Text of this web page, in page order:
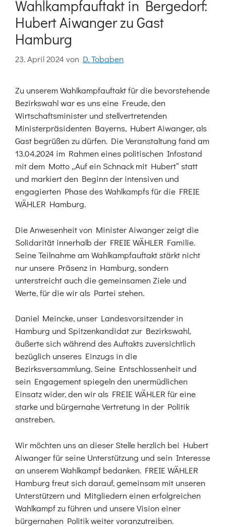
Wahlkampfauftakt in Bergedorf:
Hubert Aiwanger zu Gast
Hamburg
23. April 2024 von D. Tobaben
Zu unserem Wahlkampfauftakt für die bevorstehende
Bezirkswahl war es uns eine Freude, den
Wirtschaftsminister und stellvertretenden
Ministerpräsidenten Bayerns, Hubert Aiwanger, als
Gast begrüßen zu dürfen. Die Veranstaltung fand am
13.04.2024 im Rahmen eines politischen Infostand
mit dem Motto „Auf ein Schnack mit Hubert“ statt
und markiert den Beginn der intensiven und
engagierten Phase des Wahlkampfs für die FREIE
WÄHLER Hamburg.
Die Anwesenheit von Minister Aiwanger zeigt die
Solidarität innerhalb der FREIE WÄHLER Familie.
Seine Teilnahme am Wahlkampfauftakt stärkt nicht
nur unsere Präsenz in Hamburg, sondern
unterstreicht auch die gemeinsamen Ziele und
Werte, für die wir als Partei stehen.
Daniel Meincke, unser Landesvorsitzender in
Hamburg und Spitzenkandidat zur Bezirkswahl,
äußerte sich während des Auftakts zuversichtlich
bezüglich unseres Einzugs in die
Bezirksversammlung. Seine Entschlossenheit und
sein Engagement spiegeln den unermüdlichen
Einsatz wider, den wir als FREIE WÄHLER für eine
starke und bürgernahe Vertretung in der Politik
anstreben.
Wir möchten uns an dieser Stelle herzlich bei Hubert
Aiwanger für seine Unterstützung und sein Interesse
an unserem Wahlkampf bedanken. FREIE WÄHLER
Hamburg freut sich darauf, gemeinsam mit unseren
Unterstützern und Mitgliedern einen erfolgreichen
Wahlkampf zu führen und unsere Vision einer
bürgernahen Politik weiter voranzutreiben.